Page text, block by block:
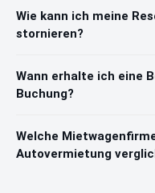
Wie kann ich meine
stornieren?
Wann erhalte ich eine
Buchung?
Welche
Autovermietung